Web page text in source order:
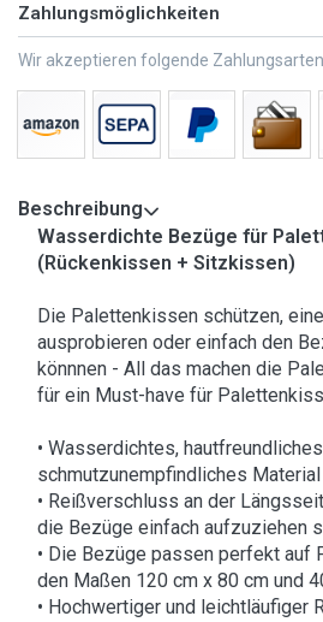
Zahlungsmöglichkeiten
Wir akzeptieren folgende Zahlungsarten
Beschreibung
Wasserdichte Bezüge für
(Rückenkissen + Sitzkissen)
Die Palettenkissen schützen,
ausprobieren oder einfach den
könnnen - All das machen die
für ein Must-have für
• Wasserdichtes,
schmutzunempfindliches Material
• Reißverschluss an der
die Bezüge einfach aufzuziehen
• Die Bezüge passen perfekt auf
den Maßen 120 cm x 80 cm und
• Hochwertiger und leichtläufiger